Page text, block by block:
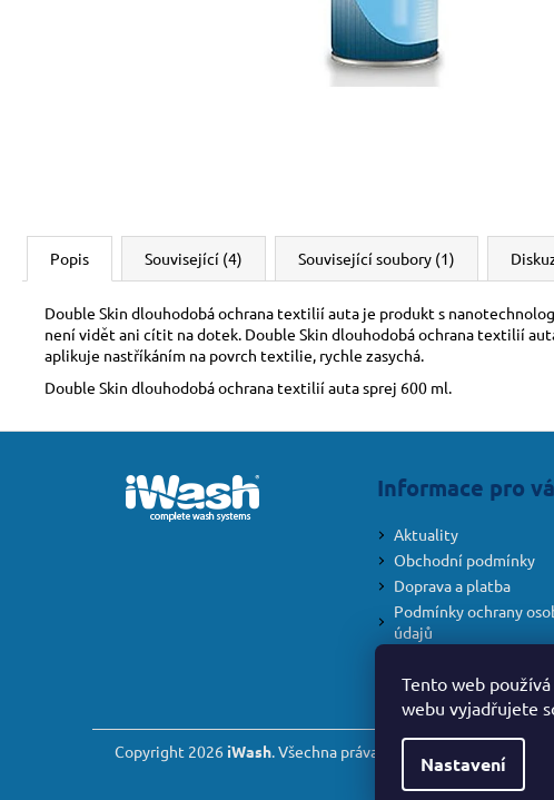
Tento web
webu vyjadřujete
Nastavení
Popis Související (4) Související soubory (1)
Double Skin dlouhodobá ochrana textilií auta je produkt s
není vidět ani cítit na dotek. Double Skin dlouhodobá ochrana textilií
aplikuje nastříkáním na povrch textilie, rychle zasychá.
Double Skin dlouhodobá ochrana textilií auta sprej 600 ml.
Informace pro
Aktuality
Obchodní podmínky
Doprava a platba
Podmínky ochrany
údajů
smlouvy
Copyright 2026 iWash. Všechna práva vyhrazena.